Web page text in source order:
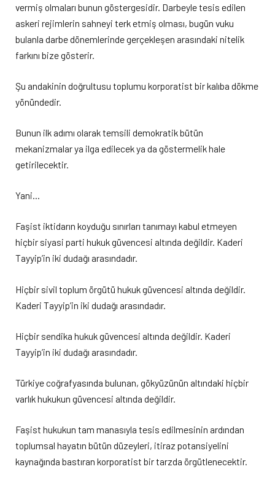
vermiş olmaları bunun göstergesidir. Darbeyle tesis edilen
askeri rejimlerin sahneyi terk etmiş olması, bugün vuku
bulanla darbe dönemlerinde gerçekleşen arasındaki nitelik
farkını bize gösterir.
Şu andakinin doğrultusu toplumu korporatist bir kalıba dökme
yönündedir.
Bunun ilk adımı olarak temsili demokratik bütün
mekanizmalar ya ilga edilecek ya da göstermelik hale
getirilecektir.
Yani…
Faşist iktidarın koyduğu sınırları tanımayı kabul etmeyen
hiçbir siyasi parti hukuk güvencesi altında değildir. Kaderi
Tayyip’in iki dudağı arasındadır.
Hiçbir sivil toplum örgütü hukuk güvencesi altında değildir.
Kaderi Tayyip’in iki dudağı arasındadır.
Hiçbir sendika hukuk güvencesi altında değildir. Kaderi
Tayyip’in iki dudağı arasındadır.
Türkiye coğrafyasında bulunan, gökyüzünün altındaki hiçbir
varlık hukukun güvencesi altında değildir.
Faşist hukukun tam manasıyla tesis edilmesinin ardından
toplumsal hayatın bütün düzeyleri, itiraz potansiyelini
kaynağında bastıran korporatist bir tarzda örgütlenecektir.